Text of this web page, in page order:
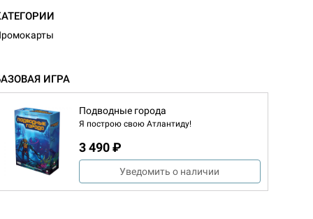
ИГРА
Подводные города
Я построю свою Атлантиду!
3 490 ₽
Уведомить о наличии
Журнал
Братья